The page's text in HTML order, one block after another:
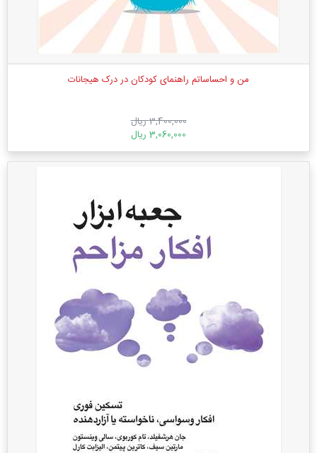
من و احساساتم راهنمای کودکان در درک هیجانات
3,400,000 ریال
3,060,000 ریال